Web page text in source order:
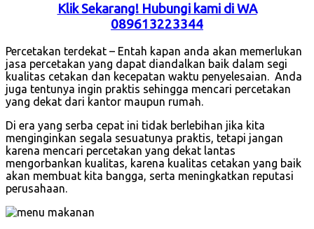
Klik Sekarang! Hubungi kami di WA
089613223344
Percetakan terdekat – Entah kapan anda akan memerlukan
jasa percetakan yang dapat diandalkan baik dalam segi
kualitas cetakan dan kecepatan waktu penyelesaian. Anda
juga tentunya ingin praktis sehingga mencari percetakan
yang dekat dari kantor maupun rumah.
Di era yang serba cepat ini tidak berlebihan jika kita
menginginkan segala sesuatunya praktis, tetapi jangan
karena mencari percetakan yang dekat lantas
mengorbankan kualitas, karena kualitas cetakan yang baik
akan membuat kita bangga, serta meningkatkan reputasi
perusahaan.